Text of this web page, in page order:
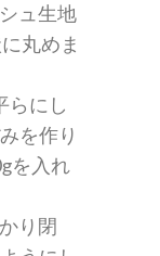
ュ生地
丸めま
らにし
を作り
を入れ
り閉